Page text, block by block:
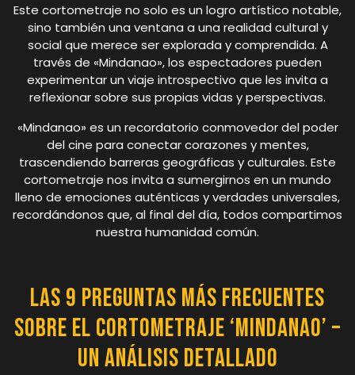
Este cortometraje no solo es un logro artístico notable,
sino también una ventana a una realidad cultural y
social que merece ser explorada y comprendida. A
través de «Mindanao», los espectadores pueden
experimentar un viaje introspectivo que les invita a
reflexionar sobre sus propias vidas y perspectivas.
«Mindanao» es un recordatorio conmovedor del poder
del cine para conectar corazones y mentes,
trascendiendo barreras geográficas y culturales. Este
cortometraje nos invita a sumergirnos en un mundo
lleno de emociones auténticas y verdades universales,
recordándonos que, al final del día, todos compartimos
nuestra humanidad común.
Las 9 Preguntas Más Frecuentes
Sobre el Cortometraje ‘Mindanao’ –
Un Análisis Detallado